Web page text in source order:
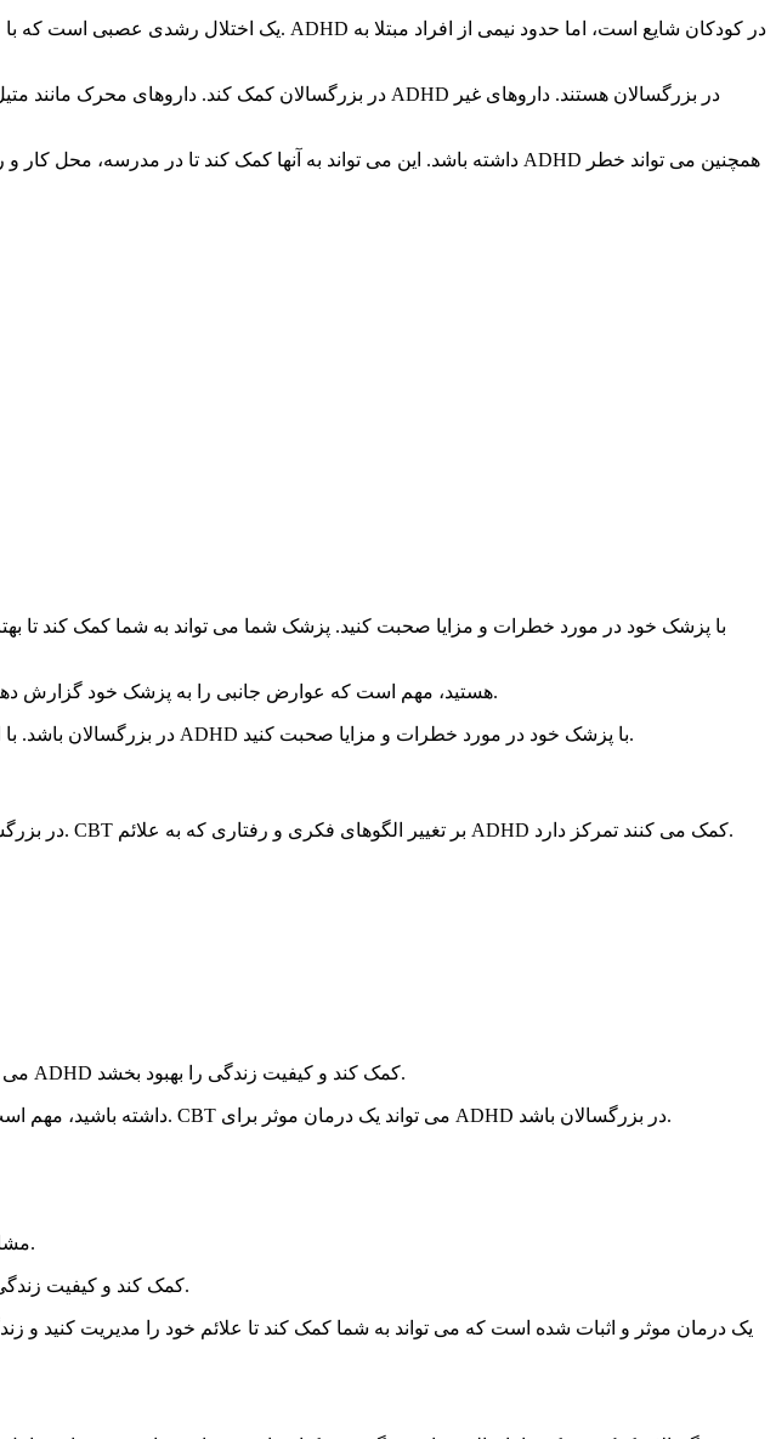
اگر در حال مصرف داروهای ADHD هستید، مهم است که عوارض جانبی را به پزشک خود گزارش دهید. پزشک شما می تواند در صورت لزوم دوز دارو یا نوع دارو را تغییر دهد.
داروهای ADHD می تواند یک درمان موثر برای ADHD در بزرگسالان باشد. با این حال، مهم است که قبل از شروع مصرف داروهای ADHD با پزشک خود در مورد خطرات و مزایا صحبت کنید.
درمان رفتاری شناختی (CBT) یک نوع روان درمانی است که می تواند به افراد مبتلا به ADHD در بزرگسالان کمک کند. CBT بر تغییر الگوهای فکری و رفتاری که به علائم ADHD کمک می کنند تمرکز دارد.
CBT یک درمان موثر برای ADHD در بزرگسالان است. مطالعات نشان داده اند که CBT می تواند به کاهش علائم ADHD کمک کند و کیفیت زندگی را بهبود بخشد.
اگر فکر می کنید ممکن است ADHD داشته باشید، مهم است که برای تشخیص و درمان با یک متخصص سلامت روان مشورت کنید. CBT می تواند یک درمان موثر برای ADHD در بزرگسالان باشد.
CBT یک درمان فعال است. شما باید در CBT مشارکت کنید و برای تغییر الگوهای فکری و رفتاری خود تلاش کنید.
CBT یک درمان موثر است. مطالعات نشان داده اند که CBT می تواند به کاهش علائم ADHD کمک کند و کیفیت زندگی را بهبود بخشد.